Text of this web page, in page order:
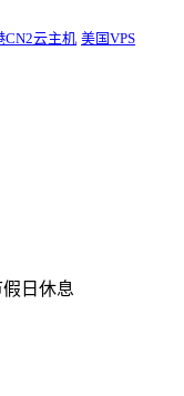
CN2云主机 美国VPS
日休息